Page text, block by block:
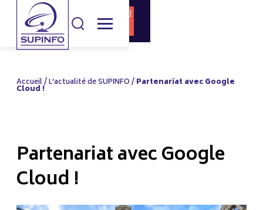
CANDIDATURE
DOCUMENTATI
ON
Accueil/L’actualité de SUPINFO/Partenariat avec Google
Cloud !
Partenariat avec Google
Cloud !